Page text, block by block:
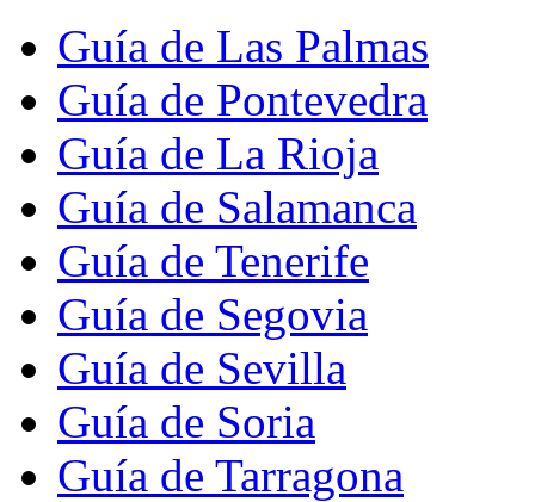
Guía de Las Palmas
Guía de Pontevedra
Guía de La Rioja
Guía de Salamanca
Guía de Tenerife
Guía de Segovia
Guía de Sevilla
Guía de Soria
Guía de Tarragona